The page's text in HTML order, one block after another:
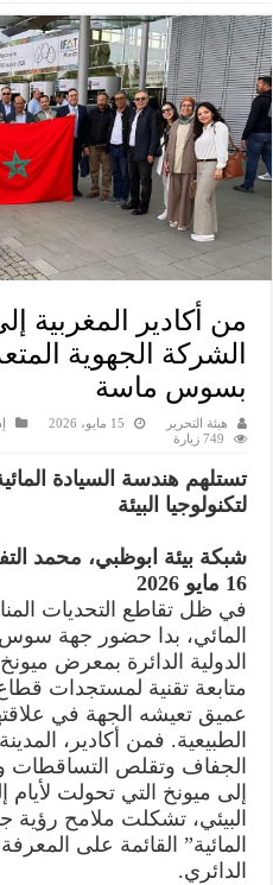
من أكادير المغربية
الشركة الجهوية
بسوس ماسة
هيئة التحرير 15 مايو، 2026
749 زيارة
تستلهم هندسة السيادة
لتكنولوجيا البيئة
شبكة بيئة ابوظبي، محمد
16 مايو 2026
في ظل تقاطع التحديات
المائي، بدا حضور جهة
متابعة تقنية لمستجدات
عميق تعيشه الجهة في
الطبيعية. فمن أكادير،
الجفاف وتقلص التساقطات
إلى ميونخ التي تحولت لأيام
البيئي، تشكلت ملامح رؤية
المائية” القائمة على
الدائري.